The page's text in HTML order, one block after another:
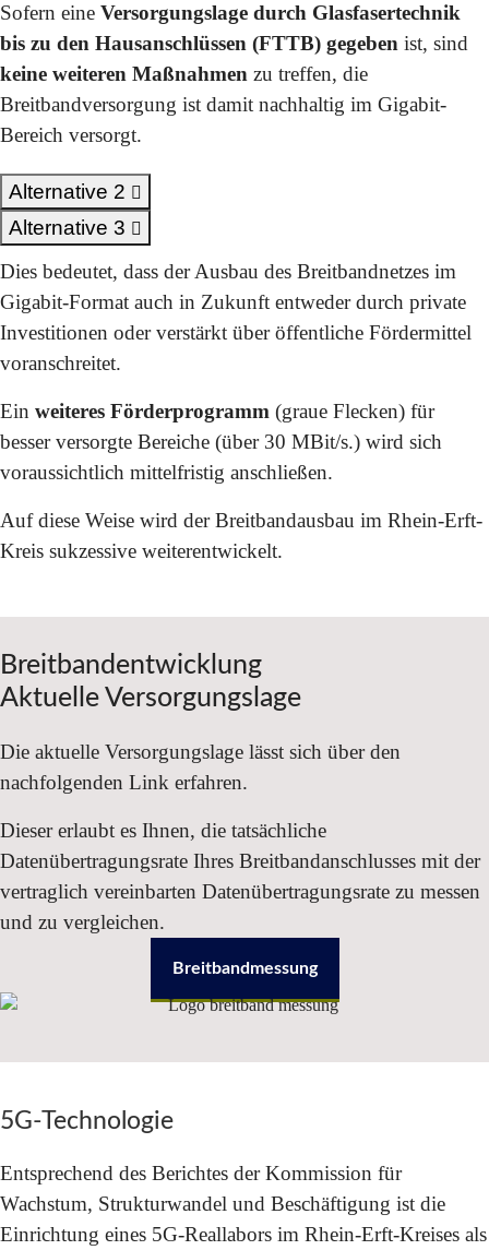
Sofern eine Versorgungslage durch Glasfasertechnik
bis zu den Hausanschlüssen (FTTB) gegeben ist, sind
keine weiteren Maßnahmen zu treffen, die
Breitbandversorgung ist damit nachhaltig im Gigabit-
Bereich versorgt.
Alternative 2
Alternative 3
Dies bedeutet, dass der Ausbau des Breitbandnetzes im
Gigabit-Format auch in Zukunft entweder durch private
Investitionen oder verstärkt über öffentliche Fördermittel
voranschreitet.
Ein weiteres Förderprogramm (graue Flecken) für
besser versorgte Bereiche (über 30 MBit/s.) wird sich
voraussichtlich mittelfristig anschließen.
Auf diese Weise wird der Breitbandausbau im Rhein-Erft-
Kreis sukzessive weiterentwickelt.
Breitbandentwicklung
Aktuelle Versorgungslage
Die aktuelle Versorgungslage lässt sich über den
nachfolgenden Link erfahren.
Dieser erlaubt es Ihnen, die tatsächliche
Datenübertragungsrate Ihres Breitbandanschlusses mit der
vertraglich vereinbarten Datenübertragungsrate zu messen
und zu vergleichen.
Breitbandmessung
5G-Technologie
Entsprechend des Berichtes der Kommission für
Wachstum, Strukturwandel und Beschäftigung ist die
Einrichtung eines 5G-Reallabors im Rhein-Erft-Kreises als